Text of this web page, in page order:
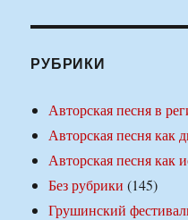
РУБРИКИ
Авторская песня в
Авторская песня как
Авторская песня как
Без рубрики (145)
Грушинский